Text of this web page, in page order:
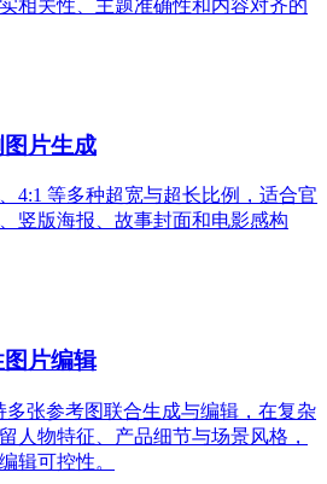
相关性、主题准确性和内容对齐的
片生成
4:1 等多种超宽与超长比例，适合官
竖版海报、故事封面和电影感构
片编辑
多张参考图联合生成与编辑，在复杂
人物特征、产品细节与场景风格，
辑可控性。